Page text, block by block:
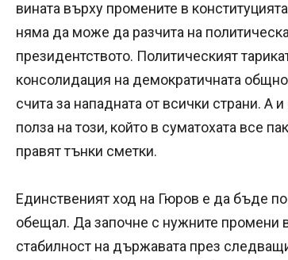
вината върху промените в
няма да може да разчита на
президентството. Политическият
консолидация на демократичната
счита за нападната от всички страни.
полза на този, който в суматохата все
правят тънки сметки.
Единственият ход на Гюров е да бъде
обещал. Да започне с нужните промени
стабилност на държавата през